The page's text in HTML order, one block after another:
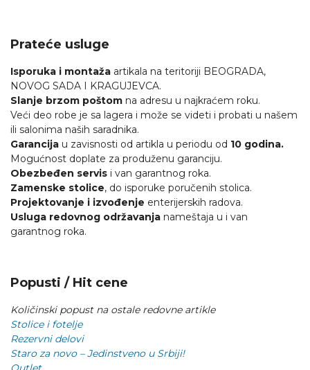
Prateće usluge
Isporuka i montaža artikala na teritoriji BEOGRADA,
NOVOG SADA I KRAGUJEVCA.
Slanje brzom poštom na adresu u najkraćem roku.
Veći deo robe je sa lagera i može se videti i probati u našem
ili salonima naših saradnika.
Garancija u zavisnosti od artikla u periodu od 10 godina.
Mogućnost doplate za produženu garanciju.
Obezbeđen servis i van garantnog roka.
Zamenske stolice, do isporuke poručenih stolica.
Projektovanje i izvođenje enterijerskih radova.
Usluga redovnog održavanja nameštaja u i van
garantnog roka.
Popusti / Hit cene
Količinski popust na ostale redovne artikle
Stolice i fotelje
Rezervni delovi
Staro za novo – Jedinstveno u Srbiji!